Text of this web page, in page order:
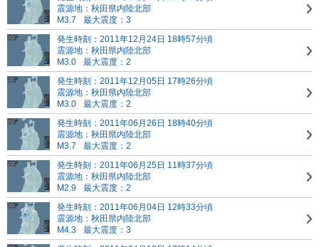
震源地：秋田県内陸北部
M3.7
最大震度：3
発生時刻：2011年12月24日 18時57分頃
震源地：秋田県内陸北部
M3.0
最大震度：2
発生時刻：2011年12月05日 17時26分頃
震源地：秋田県内陸北部
M3.0
最大震度：2
発生時刻：2011年06月26日 18時40分頃
震源地：秋田県内陸北部
M3.7
最大震度：2
発生時刻：2011年06月25日 11時37分頃
震源地：秋田県内陸北部
M2.9
最大震度：2
発生時刻：2011年06月04日 12時33分頃
震源地：秋田県内陸北部
M4.3
最大震度：3